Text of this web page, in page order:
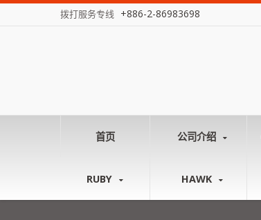
拨打服务专线 +886-2-86983698
首页 公司介绍
RUBY HAWK